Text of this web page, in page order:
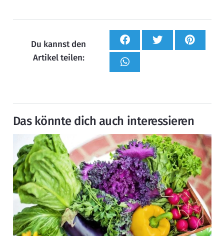
Du kannst den
Artikel teilen:
Das könnte dich auch interessieren